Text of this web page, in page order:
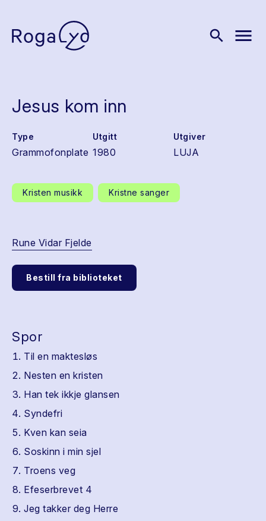
search menu
Jesus kom inn
Type
Grammofonplate
Utgitt
1980
Utgiver
LUJA
Kristen musikk Kristne sanger
Rune Vidar Fjelde
Bestill fra biblioteket
Spor
Til en maktesløs
Nesten en kristen
Han tek ikkje glansen
Syndefri
Kven kan seia
Soskinn i min sjel
Troens veg
Efeserbrevet 4
Jeg takker deg Herre